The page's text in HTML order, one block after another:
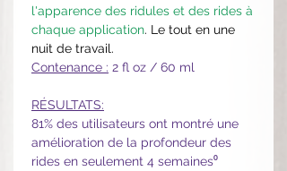
l'apparence des ridules et des rides à
chaque application. Le tout en une
nuit de travail.
Contenance : 2 fl oz / 60 ml
RÉSULTATS:
81% des utilisateurs ont montré une
amélioration de la profondeur des
rides en seulement 4 semaines⁰